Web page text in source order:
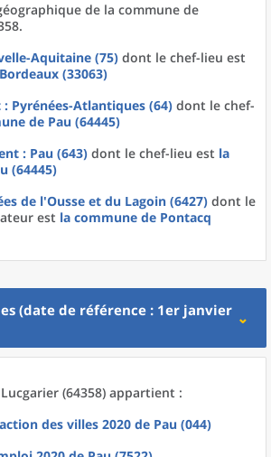
de la commune de
Aquitaine (75) dont le chef-lieu est
Bordeaux (33063)
: Pyrénées-Atlantiques (64) dont le chef-
de Pau (64445)
: Pau (643) dont le chef-lieu est la
(64445)
de l'Ousse et du Lagoin (6427) dont le
est la commune de Pontacq
(date de référence : 1er janvier
Lucgarier (64358) appartient :
des villes 2020 de Pau (044)